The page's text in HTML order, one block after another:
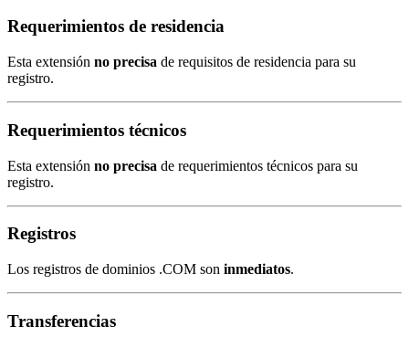
Requerimientos de residencia
Esta extensión no precisa de requisitos de residencia para su
registro.
Requerimientos técnicos
Esta extensión no precisa de requerimientos técnicos para su
registro.
Registros
Los registros de dominios .COM son inmediatos.
Transferencias